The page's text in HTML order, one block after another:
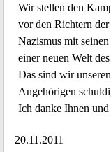
Wir stellen den
vor den Richtern
Nazismus mit
einer neuen Welt
Das sind wir
Angehörigen
Ich danke Ihnen
20.11.2011